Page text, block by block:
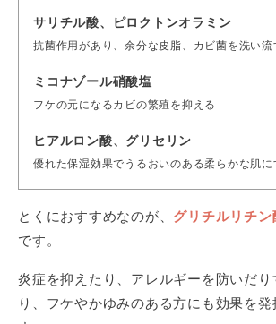
サリチル酸、ピロクトンオラミン
抗菌作用があり、余分な皮脂、カビ菌を洗い流
ミコナゾール硝酸塩
フケの元になるカビの繁殖を抑える
ヒアルロン酸、グリセリン
優れた保湿効果でうるおいのある柔らかな肌に
とくにおすすめなのが、 グリチルリチン
です。
炎症を抑えたり、アレルギーを防いだり
り、フケやかゆみのある方にも効果を発